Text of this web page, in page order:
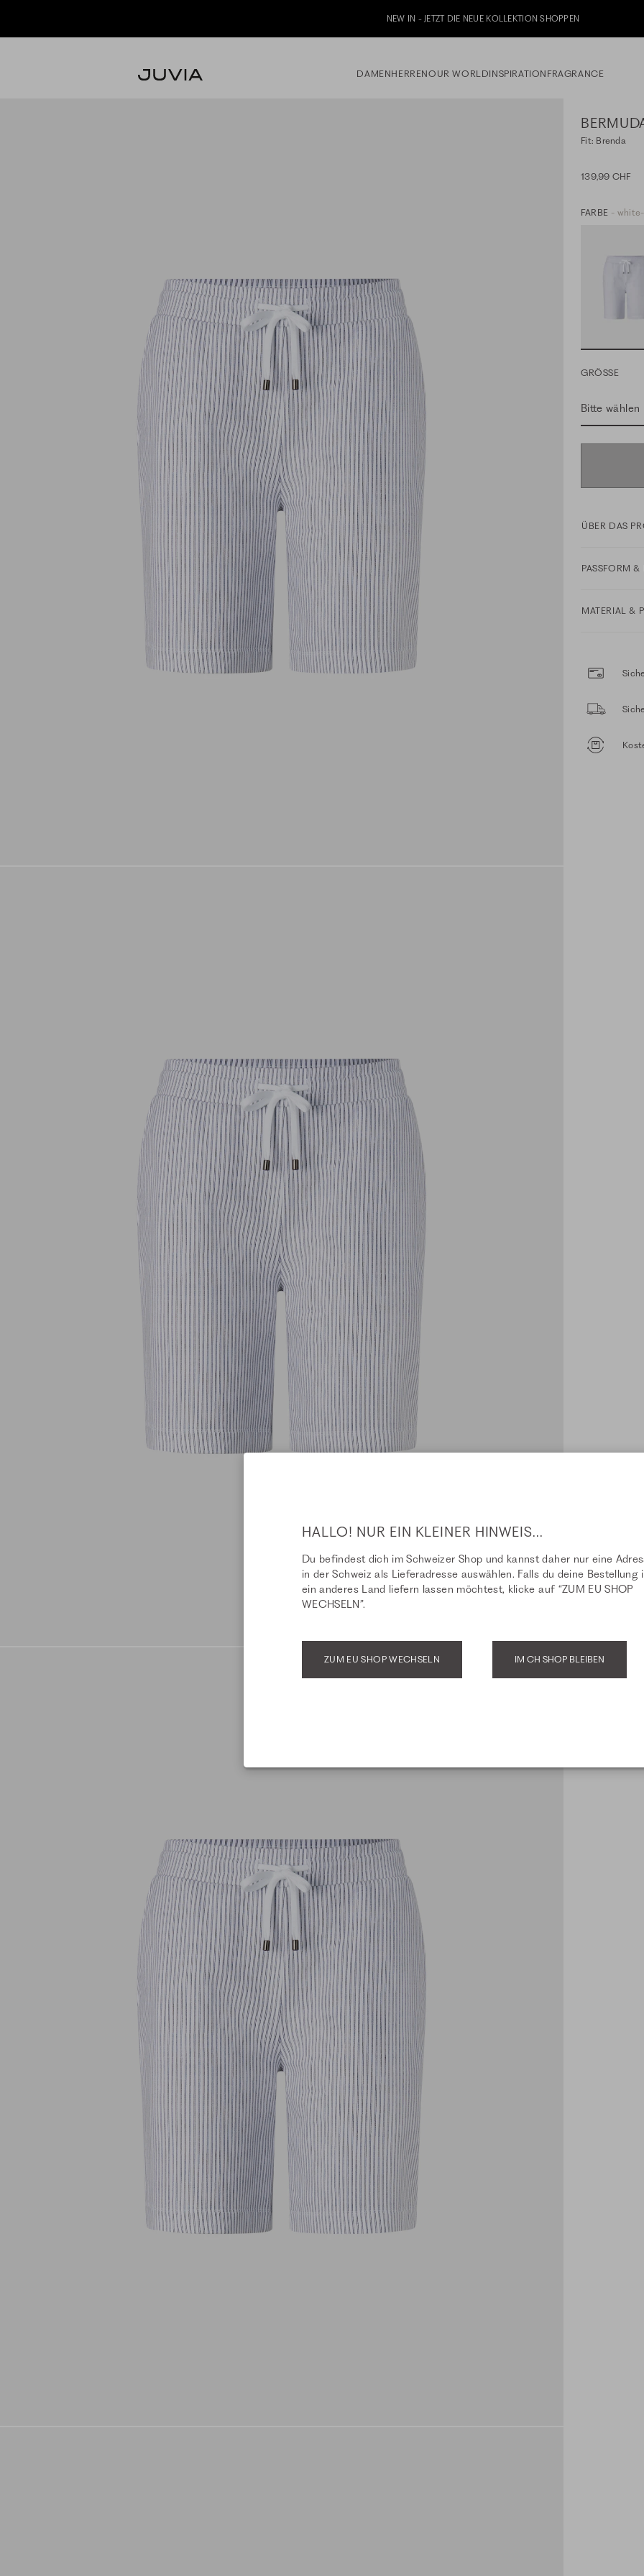
DAMENHERRENOUR WORLDINSPIRATION FRAGRANCE
Fit: Brenda
139,99 CHF
FARBE -
GRÖSSE
Bitte wählen
ÜBER DAS
PASSFORM &
MATERIAL &
HALLO! NUR EIN KLEINER HINWEIS...
Du befindest dich im Schweizer Shop und kannst daher nur eine
in der Schweiz als Lieferadresse auswählen. Falls du deine Bestellung
ein anderes Land liefern lassen möchtest, klicke auf “ZUM EU SHOP
WECHSELN”.
ZUM EU SHOP WECHSELN IM CH SHOP BLEIBEN